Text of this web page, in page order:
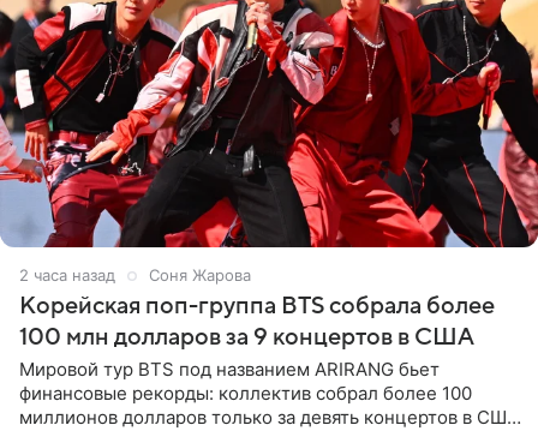
2 часа назад Соня Жарова
Корейская поп-группа BTS собрала более
100 млн долларов за 9 концертов в США
Мировой тур BTS под названием ARIRANG бьет
финансовые рекорды: коллектив собрал более 100
миллионов долларов только за девять концертов в США.